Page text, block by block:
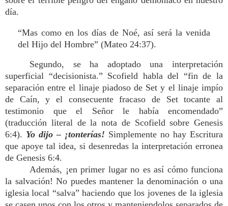
día.
“Mas como en los días de Noé, así será la venida
del Hijo del Hombre” (Mateo 24:37).
Segundo, se ha adoptado una interpretación
superficial “decisionista.” Scofield habla del “fin de la
separación entre el linaje piadoso de Set y el linaje impío
de Caín, y el consecuente fracaso de Set tocante al
testimonio que el Señor le había encomendado”
(traducción literal de la nota de Scofield sobre Genesis
6:4). Yo dijo – ¡tonterías! Simplemente no hay Escritura
que apoye tal idea, si desenredas la interpretación erronea
de Genesis 6:4.
Además, ¡en primer lugar no es así cómo funciona
la salvación! No puedes mantener la denominación o una
iglesia local “salva” haciendo que los jovenes de la iglesia